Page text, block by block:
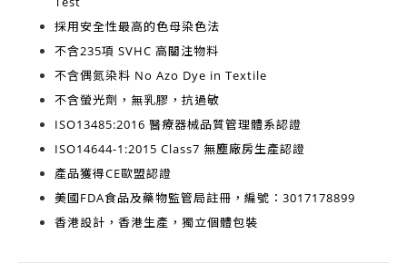
採用安全性最高的色母染色法
不含235項 SVHC 高關注物料
不含偶氮染料 No Azo Dye in Textile
不含螢光劑，無乳膠，抗過敏
ISO13485:2016 醫療器械品質管理體系認證
ISO14644-1:2015 Class7 無塵廠房生產認證
產品獲得CE歐盟認證
美國FDA食品及藥物監管局註冊，編號：3017178899
香港設計，香港生產 ，獨立個體包裝